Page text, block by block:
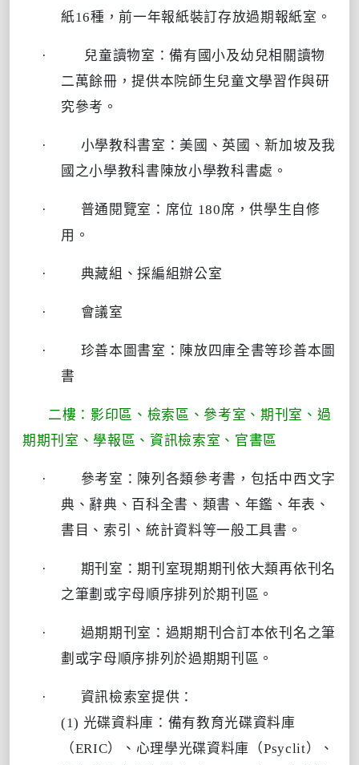
紙16種，前一年報紙裝訂存放過期報紙室。
·
兒童讀物室：備有國小及幼兒相關讀物
二萬餘冊，提供本院師生兒童文學習作與研
究參考。
·
小學教科書室：美國、英國、新加坡及我
國之小學教科書陳放小學教科書處。
· 普通閱覽室：席位 180席，供學生自修
用。
· 典藏組、採編組辦公室
· 會議室
·
珍善本圖書室：陳放四庫全書等珍善本圖
書
二樓：影印區、檢索區、參考室、期刊室、過
期期刊室、學報區、資訊檢索室、官書區
·
參考室：陳列各類參考書，包括中西文字
典、辭典、百科全書、類書、年鑑、年表、
書目、索引、統計資料等一般工具書。
·
期刊室：期刊室現期期刊依大類再依刊名
之筆劃或字母順序排列於期刊區。
·
過期期刊室：過期期刊合訂本依刊名之筆
劃或字母順序排列於過期期刊區。
·
資訊檢索室提供：
(1) 光碟資料庫：備有教育光碟資料庫
（ERIC） 、 心理學光碟資料庫（Psyclit）
、